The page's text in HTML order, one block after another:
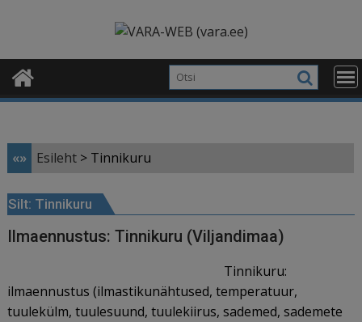
«» Esileht > Tinnikuru
Silt: Tinnikuru
Ilmaennustus: Tinnikuru (Viljandimaa)
Tinnikuru:
ilmaennustus (ilmastikunähtused, temperatuur,
tuulekülm, tuulesuund, tuulekiirus, sademed, sademete